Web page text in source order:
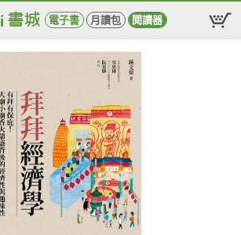
電子書 月讀包 閱讀器